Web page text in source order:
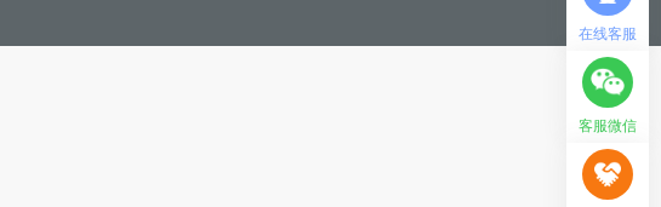
在线客服
客服微信